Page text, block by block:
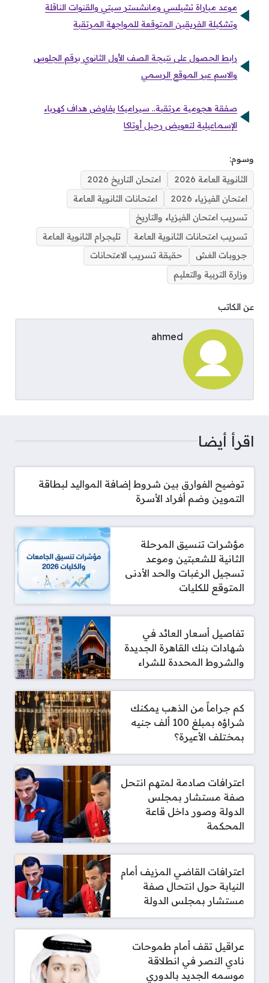
موعد مباراة تشيلسي ومانشستر سيتي والقنوات الناقلة
وتشكيلة الفريقين المتوقعة للمواجهة المرتقبة
رابط الحصول على نتيجة الصف الأول الثانوي برقم الجلوس
والاسم عبر الموقع الرسمي
صفقة هجومية مرتقبة.. سيراميكا يفاوض هداف كهرباء
الإسماعيلية لتعويض رحيل أوتاكا
وسوم:
الثانوية العامة 2026
امتحان التاريخ 2026
امتحان الفيزياء 2026
امتحانات الثانوية العامة
تسريب امتحان الفيزياء والتاريخ
تسريب امتحانات الثانوية العامة
تليجرام الثانوية العامة
جروبات الغش
حقيقة تسريب الامتحانات
وزارة التربية والتعليم
عن الكاتب
ahmed
اقرأ أيضا
توضيح الفوارق بين شروط إضافة المواليد لبطاقة
التموين وضم أفراد الأسرة
مؤشرات تنسيق المرحلة
الثانية للشعبتين وموعد
تسجيل الرغبات والحد الأدنى
المتوقع للكليات
تفاصيل أسعار العائد في
شهادات بنك القاهرة الجديدة
والشروط المحددة للشراء
كم جراماً من الذهب يمكنك
شراؤه بمبلغ 100 ألف جنيه
بمختلف الأعيرة؟
اعترافات صادمة لمتهم انتحل
صفة مستشار بمجلس
الدولة وصور داخل قاعة
المحكمة
اعترافات القاضي المزيف أمام
النيابة حول انتحال صفة
مستشار بمجلس الدولة
عراقيل تقف أمام طموحات
نادي النصر في انطلاقة
موسمه الجديد بالدوري